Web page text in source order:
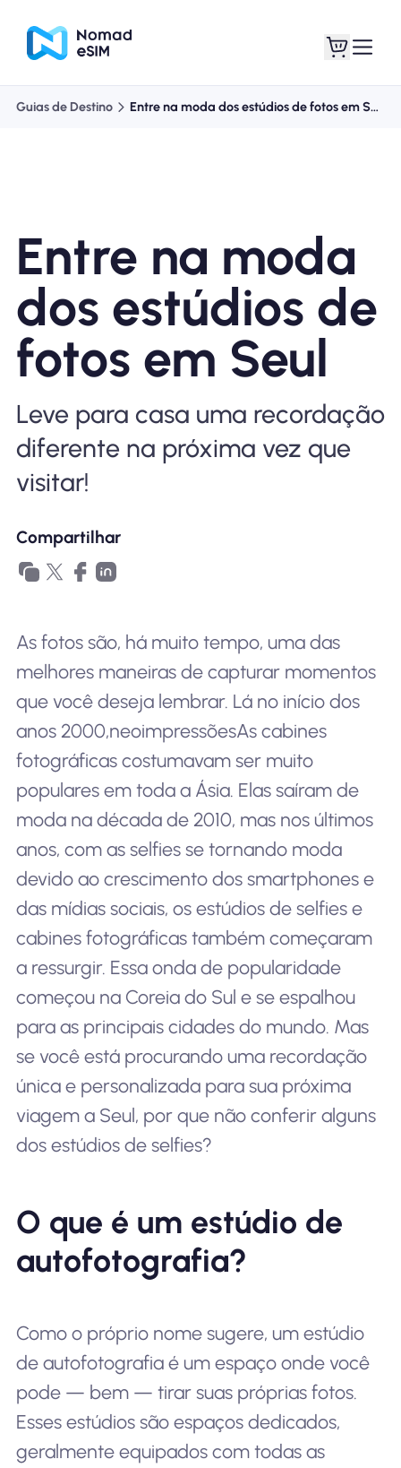
Planos de loja
Sobre o eSIM
Por que Nomad eSIM
Usando um eSIM
Para negócios
Guias de Destino Entre na moda dos estúdios de fotos em Seul
Entre na moda
dos estúdios de
fotos em Seul
Leve para casa uma recordação
diferente na próxima vez que
visitar!
Compartilhar
As fotos são, há muito tempo, uma das
melhores maneiras de capturar momentos
que você deseja lembrar. Lá no início dos
anos 2000,neoimpressõesAs cabines
fotográficas costumavam ser muito
populares em toda a Ásia. Elas saíram de
moda na década de 2010, mas nos últimos
anos, com as selfies se tornando moda
devido ao crescimento dos smartphones e
das mídias sociais, os estúdios de selfies e
cabines fotográficas também começaram
a ressurgir. Essa onda de popularidade
começou na Coreia do Sul e se espalhou
para as principais cidades do mundo. Mas
se você está procurando uma recordação
única e personalizada para sua próxima
viagem a Seul, por que não conferir alguns
dos estúdios de selfies?
O que é um estúdio de
autofotografia?
Como o próprio nome sugere, um estúdio
de autofotografia é um espaço onde você
pode — bem — tirar suas próprias fotos.
Esses estúdios são espaços dedicados,
geralmente equipados com todas as